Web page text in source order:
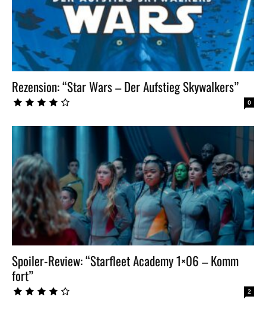
Rezension: “Star Wars – Der Aufstieg Skywalkers”
0
Spoiler-Review: “Starfleet Academy 1×06 – Komm
fort”
2